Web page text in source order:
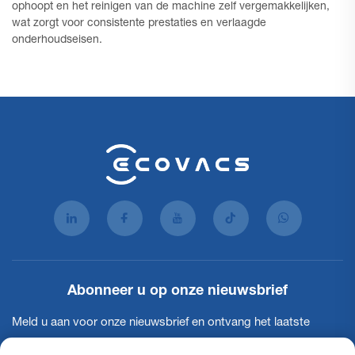
ophoopt en het reinigen van de machine zelf vergemakkelijken,
wat zorgt voor consistente prestaties en verlaagde
onderhoudseisen.
Abonneer u op onze nieuwsbrief
Meld u aan voor onze nieuwsbrief en ontvang het laatste